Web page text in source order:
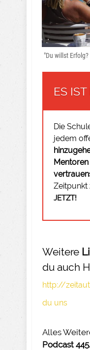
"Du willst
ES
Die
jedem
Zeitpunkt
JETZT!
Weitere
du auch
http://
du uns
Alles
Podcast 445.